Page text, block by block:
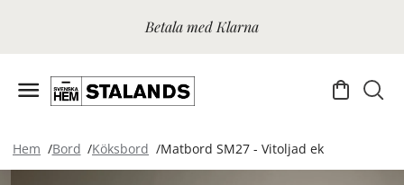
Betala med Klarna
Hem Bord Köksbord Matbord SM27 - Vitoljad ek